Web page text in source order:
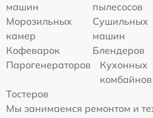
машин
пылесосов
Морозильных
камер
Сушильных
машин
Кофеварок
Блендеров
Парогенераторов
Кухонных
комбайнов
Тостеров
Мы занимаемся ремонтом и